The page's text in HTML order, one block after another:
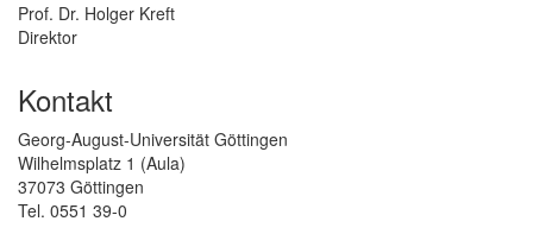
Prof. Dr. Holger Kreft
Direktor
Kontakt
Georg-August-Universität Göttingen
Wilhelmsplatz 1 (Aula)
37073 Göttingen
Tel. 0551 39-0